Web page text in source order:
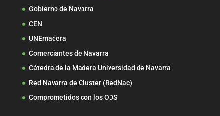
Gobierno de Navarra
CEN
UNEmadera
Comerciantes de Navarra
Cátedra de la Madera Universidad de Navarra
Red Navarra de Cluster (RedNac)
Comprometidos con los ODS